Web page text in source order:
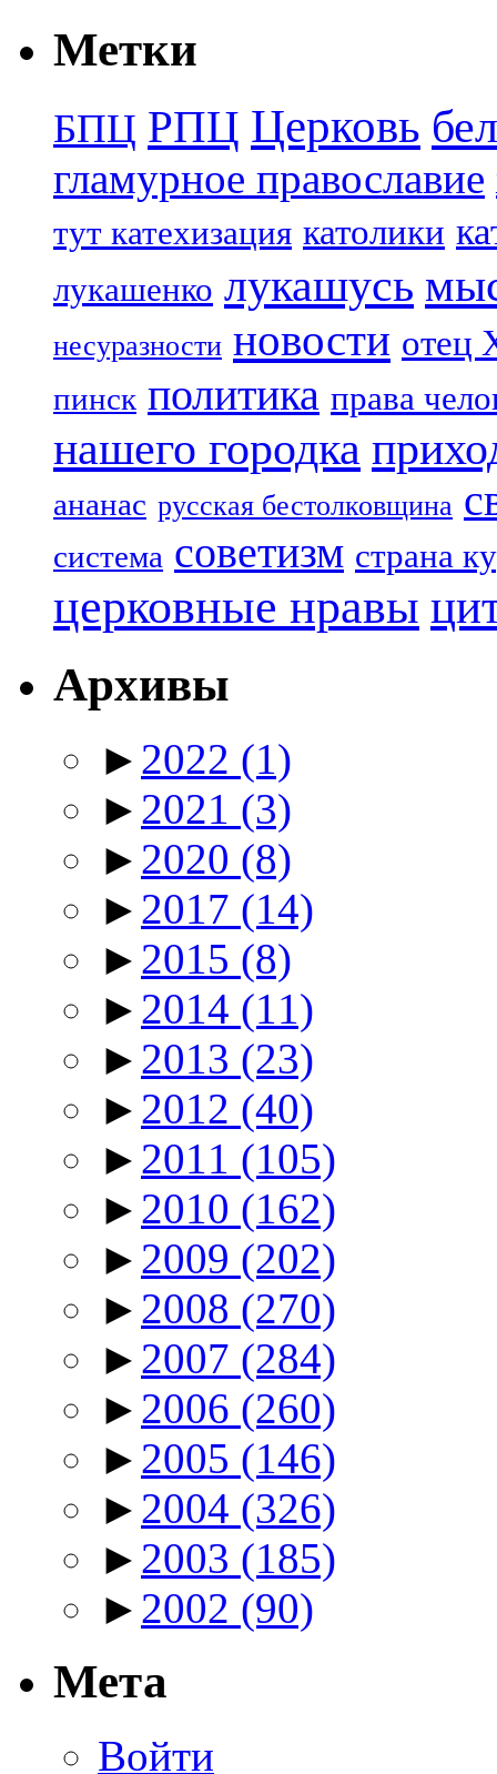
Метки
БПЦ РПЦ Церковь
гламурное православие
тут катехизация католики
лукашенко лукашусь
несуразности новости отец
пинск политика права
нашего городка
ананас русская бестолковщина
система советизм страна
церковные нравы
Архивы
► 2022 (1)
► 2021 (3)
► 2020 (8)
► 2017 (14)
► 2015 (8)
► 2014 (11)
► 2013 (23)
► 2012 (40)
► 2011 (105)
► 2010 (162)
► 2009 (202)
► 2008 (270)
► 2007 (284)
► 2006 (260)
► 2005 (146)
► 2004 (326)
► 2003 (185)
► 2002 (90)
Мета
Войти